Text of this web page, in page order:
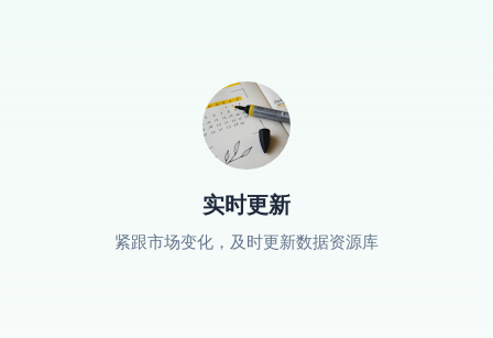
实时更新
紧跟市场变化，及时更新数据资源库